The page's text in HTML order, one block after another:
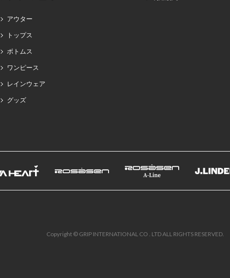
アウター
トップス
ボトムス
ワンピース
レインウェア
グッズ
Copyright © GRIP INTERNATIONAL CO . LTD ALL RIGHTS RESERVED.